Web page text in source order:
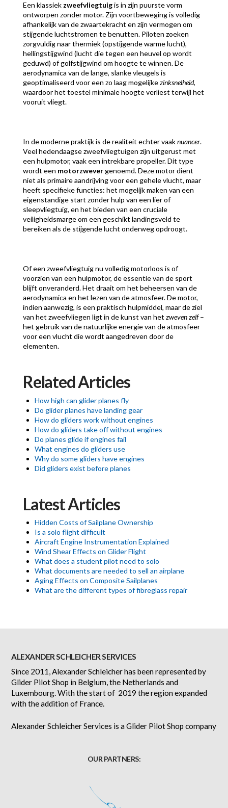
Een klassiek zweefvliegtuigis in zijn puurste vorm
ontworpen zonder motor. Zijn voortbeweging is volledig
afhankelijk van de zwaartekracht en zijn vermogen om
stijgende luchtstromen te benutten. Piloten zoeken
zorgvuldig naar thermiek (opstijgende warme lucht),
hellingstijgwind (lucht die tegen een heuvel op wordt
geduwd) of golfstijgwind om hoogte te winnen. De
aerodynamica van de lange, slanke vleugels is
geoptimaliseerd voor een zo laag mogelijkezinksnelheid,
waardoor het toestel minimale hoogte verliest terwijl het
vooruit vliegt.
In de moderne praktijk is de realiteit echter vaaknuancer.
Veel hedendaagse zweefvliegtuigen zijn uitgerust met
een hulpmotor, vaak een intrekbare propeller. Dit type
wordt een motorzwevergenoemd. Deze motor dient
niet als primaire aandrijving voor een gehele vlucht, maar
heeft specifieke functies: het mogelijk maken van een
eigenstandige start zonder hulp van een lier of
sleepvliegtuig, en het bieden van een cruciale
veiligheidsmarge om een geschikt landingsveld te
bereiken als de stijgende lucht onderweg opdroogt.
Of een zweefvliegtuig nu volledig motorloos is of
voorzien van een hulpmotor, de essentie van de sport
blijft onveranderd. Het draait om het beheersen van de
aerodynamica en het lezen van de atmosfeer. De motor,
indien aanwezig, is een praktisch hulpmiddel, maar de ziel
van het zweefvliegen ligt in de kunst van het zweven zelf–
het gebruik van de natuurlijke energie van de atmosfeer
voor een vlucht die wordt aangedreven door de
elementen.
Related Articles
How high can glider planes fly
Do glider planes have landing gear
How do gliders work without engines
How do gliders take off without engines
Do planes glide if engines fail
What engines do gliders use
Why do some gliders have engines
Did gliders exist before planes
Latest Articles
Hidden Costs of Sailplane Ownership
Is a solo flight difficult
Aircraft Engine Instrumentation Explained
Wind Shear Effects on Glider Flight
What does a student pilot need to solo
What documents are needed to sell an airplane
Aging Effects on Composite Sailplanes
What are the different types of fibreglass repair
ALEXANDER SCHLEICHER SERVICES
Since 2011, Alexander Schleicher has been represented by
Glider Pilot Shop in Belgium, the Netherlands and
Luxembourg. With the start of 2019 the region expanded
with the addition of France.
Alexander Schleicher Services is a Glider Pilot Shop company
OUR PARTNERS: